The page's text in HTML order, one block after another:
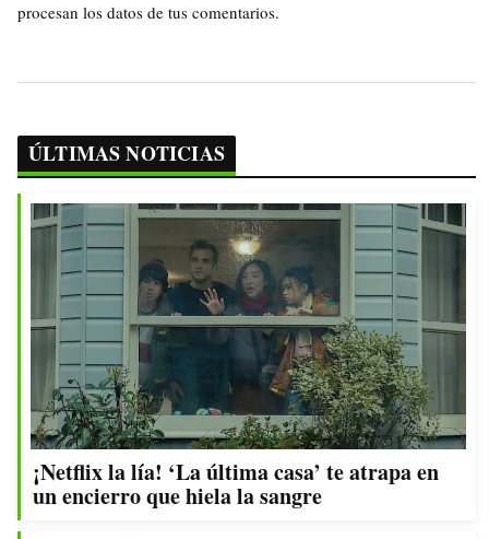
procesan los datos de tus comentarios.
ÚLTIMAS NOTICIAS
¡Netflix la lía! ‘La última casa’ te atrapa en
un encierro que hiela la sangre